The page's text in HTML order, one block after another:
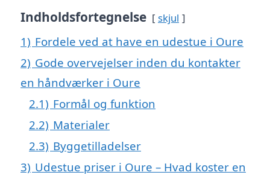
Indholdsfortegnelse skjul
1) Fordele ved at have en udestue i Oure
2) Gode overvejelser inden du kontakter
en håndværker i Oure
2.1) Formål og funktion
2.2) Materialer
2.3) Byggetilladelser
3) Udestue priser i Oure – Hvad koster en